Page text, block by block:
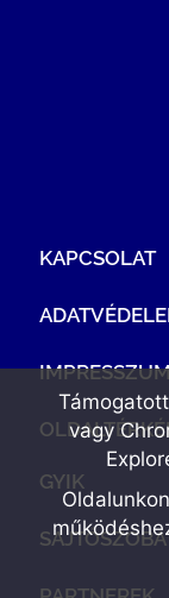
KAPCSOLAT
GYIK
SAJTÓSZOBA
vagy